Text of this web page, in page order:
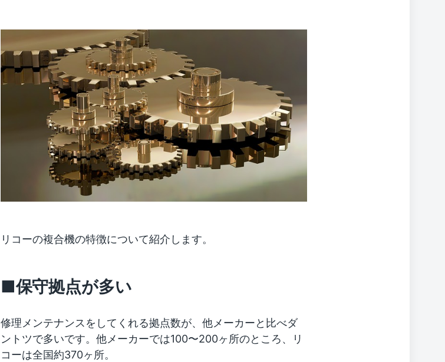
リコーの複合機の特徴について紹介します。
■保守拠点が多い
修理メンテナンスをしてくれる拠点数が、他メーカーと比べダ
ントツで多いです。他メーカーでは100〜200ヶ所のところ、リ
コーは全国約370ヶ所。